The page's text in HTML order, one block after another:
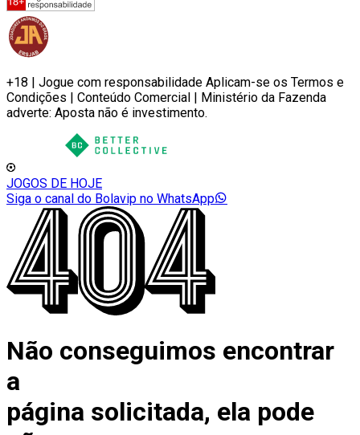
+18 | Jogue com responsabilidade Aplicam-se os Termos e
Condições | Conteúdo Comercial | Ministério da Fazenda
adverte: Aposta não é investimento.
JOGOS DE HOJE
Siga o canal do Bolavip no WhatsApp
Não conseguimos encontrar
a
página solicitada, ela pode